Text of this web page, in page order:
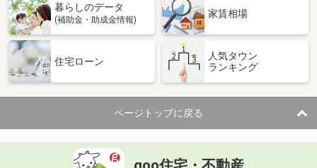
暮らしのデータ
(補助金・助成金情報)
家賃相場
住宅ローン
人気タウン
ランキング
ページトップに戻る